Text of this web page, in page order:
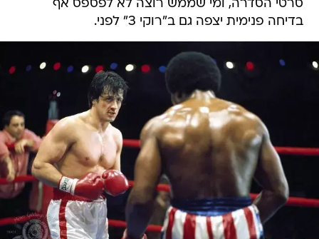
סרטי הסדרה, ומי שממש רוצה לא לפספס אף
בדיחה פנימית יצפה גם ב"רוקי 3" לפני.